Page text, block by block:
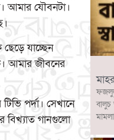
আমার যৌবনটা।
যাচ্ছেন
আমার জীবনের
পর্দা। সেখানে
বিখ্যাত গানগুলো
ফজলুল
বালুচ